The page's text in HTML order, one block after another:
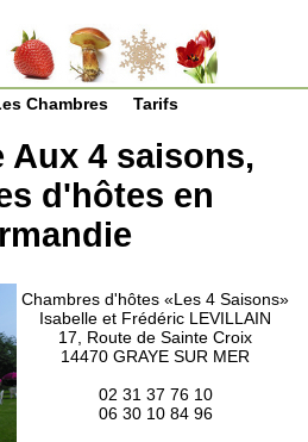
Chambres Tarifs
Aux 4 saisons,
d'hôtes en
Chambres d'hôtes «Les 4 Saisons»
Isabelle et Frédéric LEVILLAIN
17, Route de Sainte Croix
14470 GRAYE SUR MER
02 31 37 76 10
06 30 10 84 96